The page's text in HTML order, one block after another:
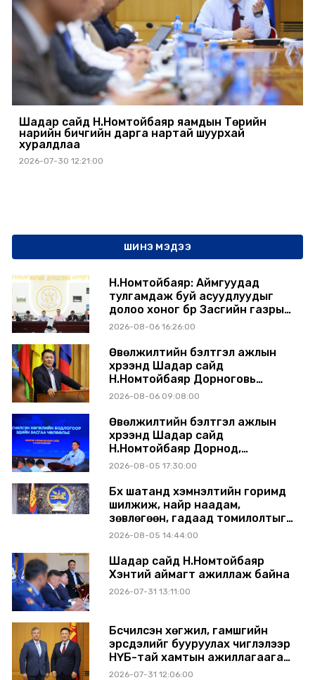
Шадар сайд Н.Номтойбаяр яамдын Төрийн
нарийн бичгийн дарга нартай шуурхай
хуралдлаа
2026-07-30 12:21:00
ШИНЭ МЭДЭЭ
Н.Номтойбаяр: Аймгуудад
тулгамдаж буй асуудлуудыг
долоо хоног бүр Засгийн газрын
хуралдаанд танилцуулж,
2026-08-06 16:26:00
Өвөлжилтийн бэлтгэл ажлын
хүрээнд Шадар сайд
Н.Номтойбаяр Дорноговь
аймагт ажиллав
2026-08-06 09:08:00
Өвөлжилтийн бэлтгэл ажлын
хүрээнд Шадар сайд
Н.Номтойбаяр Дорнод,
Сүхбаатар аймагт ажиллав
2026-08-05 17:30:00
Бүх шатанд хэмнэлтийн горимд
шилжиж, найр наадам,
зөвлөгөөн, гадаад томилолтыг
хориглолоо
2026-08-05 14:44:00
Шадар сайд Н.Номтойбаяр
Хэнтий аймагт ажиллаж байна
2026-07-31 13:11:00
Бүсчилсэн хөгжил, гамшгийн
эрсдэлийг бууруулах чиглэлээр
НҮБ-тай хамтын ажиллагаагаа
өргөжүүлэхээр санал солилцлоо
2026-07-31 12:06:00